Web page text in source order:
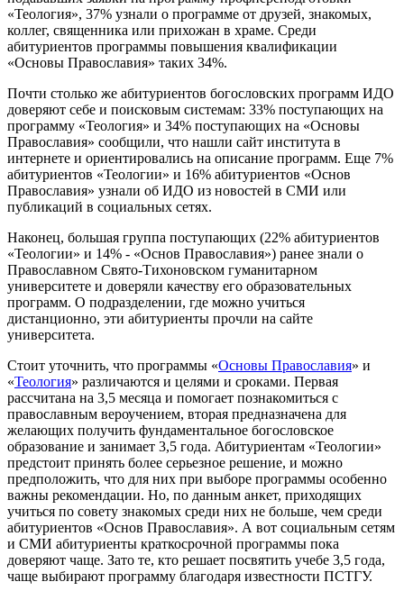
«Теология», 37% узнали о программе от друзей, знакомых,
коллег, священника или прихожан в храме. Среди
абитуриентов программы повышения квалификации
«Основы Православия» таких 34%.
Почти столько же абитуриентов богословских программ ИДО
доверяют себе и поисковым системам: 33% поступающих на
программу «Теология» и 34% поступающих на «Основы
Православия» сообщили, что нашли сайт института в
интернете и ориентировались на описание программ. Еще 7%
абитуриентов «Теологии» и 16% абитуриентов «Основ
Православия» узнали об ИДО из новостей в СМИ или
публикаций в социальных сетях.
Наконец, большая группа поступающих (22% абитуриентов
«Теологии» и 14% - «Основ Православия») ранее знали о
Православном Свято-Тихоновском гуманитарном
университете и доверяли качеству его образовательных
программ. О подразделении, где можно учиться
дистанционно, эти абитуриенты прочли на сайте
университета.
Стоит уточнить, что программы «Основы Православия» и
«Теология» различаются и целями и сроками. Первая
рассчитана на 3,5 месяца и помогает познакомиться с
православным вероучением, вторая предназначена для
желающих получить фундаментальное богословское
образование и занимает 3,5 года. Абитуриентам «Теологии»
предстоит принять более серьезное решение, и можно
предположить, что для них при выборе программы особенно
важны рекомендации. Но, по данным анкет, приходящих
учиться по совету знакомых среди них не больше, чем среди
абитуриентов «Основ Православия». А вот социальным сетям
и СМИ абитуриенты краткосрочной программы пока
доверяют чаще. Зато те, кто решает посвятить учебе 3,5 года,
чаще выбирают программу благодаря известности ПСТГУ.